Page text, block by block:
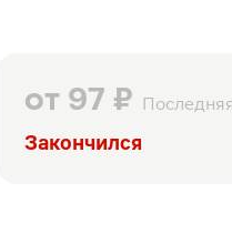
от 97 ₽
Закончился